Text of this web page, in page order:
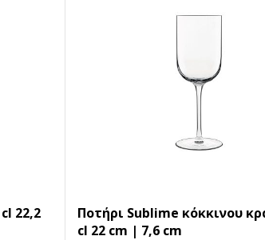
ΔΕΣ
22,2
Ποτήρι Sublime κόκκινου
cl 22 cm | 7,6 cm